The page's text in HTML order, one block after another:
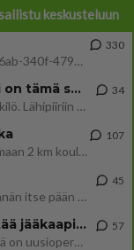
keskusteluun
https://www.iltalehti.fi/viihdeuutiset/a/c46da6ab-340f-4790-aaa7-0865eed2336 Yrityksen konkurssihakemus on tullut kärä
330
Tiesitkö? Martina Aitolehden isäpuoli on tämä suosittu laulaja
Martina Aitolehti on seurattu julkisuuden henkilö. Lähipiiriin mahtuu muitakin tunnettuja henkilöitä. Tiesitkö, että Ma
34
Hesarissa päivitellään lapset joutuu nyt kulkemaan 2 km kouluun jösses. Ruostefillarilla tuo matka menee vaikka miten äk
107
Mutta mies vain tuijottaa, siinä vaiheessa käännän itse pään pois. Mikä juttu? Yleensä jos joku tuijottaa tai katsoo, hä
45
Uusioperheen aikuiset lapset tyhjentää jääkaapin käydessään
Miten selvittäisitte seuraavan ongelman, meillä on uusioperhe, minulla teini-ikäiset lapset ja puolisolla aikuiset, jotk
57